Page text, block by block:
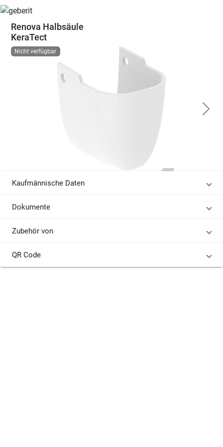
Renova Halbsäule
KeraTect
Nicht verfügbar
Kaufmännische Daten
Dokumente
Zubehör von
QR Code